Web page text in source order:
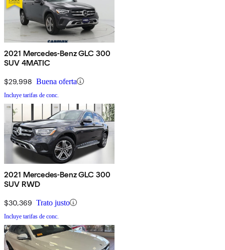
2021 Mercedes-Benz GLC 300
SUV 4MATIC
$29,998 Buena oferta
Incluye tarifas de conc.
2021 Mercedes-Benz GLC 300
SUV RWD
$30,369 Trato justo
Incluye tarifas de conc.